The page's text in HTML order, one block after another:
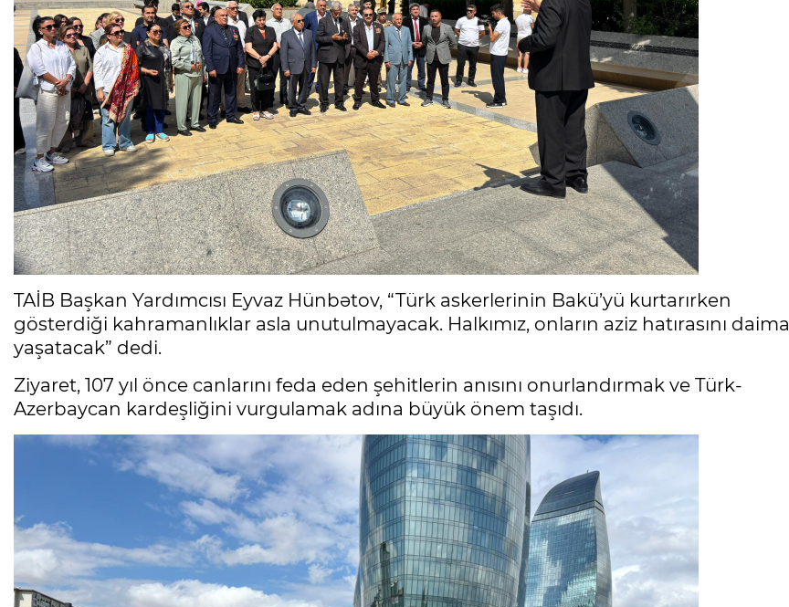
TAİB Başkan Yardımcısı Eyvaz Hünbətov, “Türk askerlerinin Bakü’yü kurtarırken
gösterdiği kahramanlıklar asla unutulmayacak. Halkımız, onların aziz hatırasını daima
yaşatacak” dedi.
Ziyaret, 107 yıl önce canlarını feda eden şehitlerin anısını onurlandırmak ve Türk-
Azerbaycan kardeşliğini vurgulamak adına büyük önem taşıdı.